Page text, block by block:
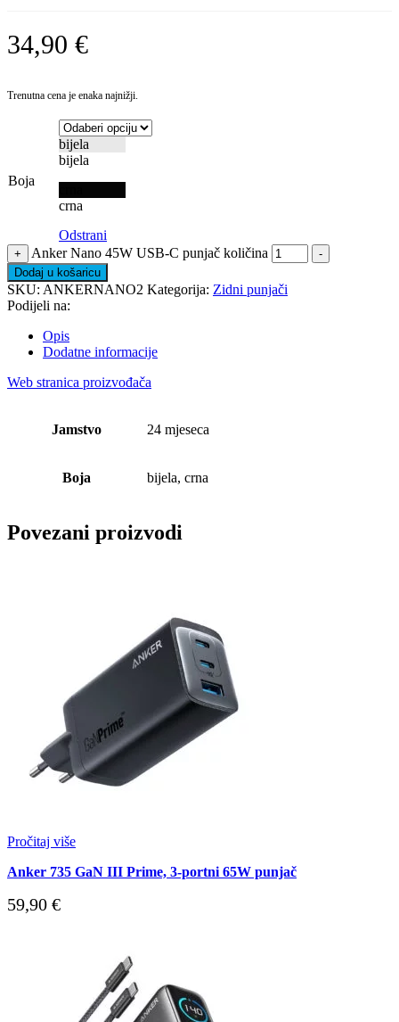
34,90 €
Trenutna cena je enaka najnižji.
Boja
bijela
bijela
crna
Odstrani
+ Anker Nano 45W USB-C punjač količina
-
Dodaj u košaricu
SKU: ANKERNANO2 Kategorija: Zidni punjači
Podijeli na:
Opis
Dodatne informacije
Web stranica proizvođača
Jamstvo 24 mjeseca
Boja bijela, crna
Povezani proizvodi
Pročitaj više
Anker 735 GaN III Prime, 3-portni 65W punjač
59,90 €